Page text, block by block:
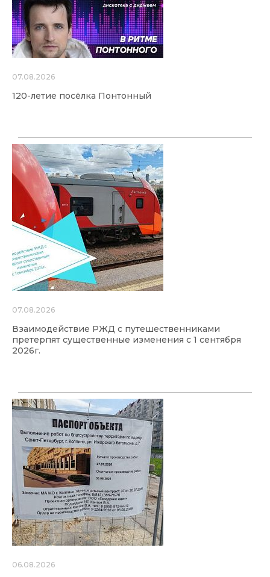
07.08.2026
120-летие посёлка Понтонный
07.08.2026
Взаимодействие РЖД с путешественниками
претерпят существенные изменения с 1 сентября
2026г.
06.08.2026